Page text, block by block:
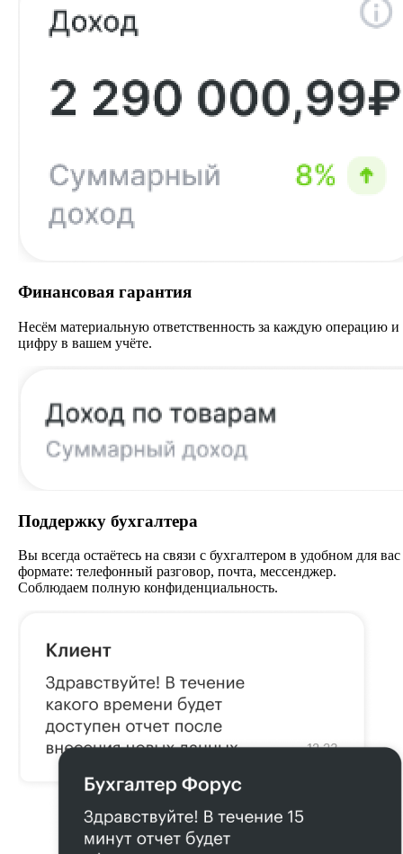
Финансовая гарантия
Несём материальную ответственность за каждую операцию и
цифру в вашем учёте.
Поддержку бухгалтера
Вы всегда остаётесь на связи с бухгалтером в удобном для вас
формате: телефонный разговор, почта, мессенджер.
Соблюдаем полную конфиденциальность.